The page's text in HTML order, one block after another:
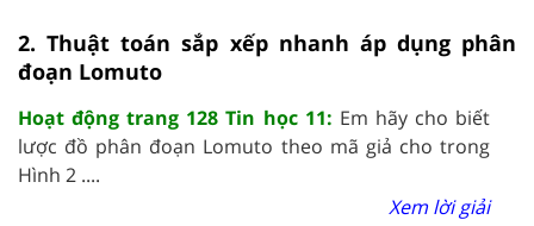
2. Thuật toán sắp xếp nhanh áp dụng phân
đoạn Lomuto
Hoạt động trang 128 Tin học 11: Em hãy cho biết
lược đồ phân đoạn Lomuto theo mã giả cho trong
Hình 2 ....
Xem lời giải